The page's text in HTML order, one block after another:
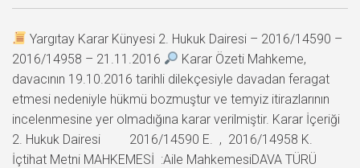
Yargıtay Karar Künyesi 2. Hukuk Dairesi – 2016/14590 –
2016/14958 – 21.11.2016
Karar Özeti Mahkeme,
davacının 19.10.2016 tarihli dilekçesiyle davadan feragat
etmesi nedeniyle hükmü bozmuştur ve temyiz itirazlarının
incelenmesine yer olmadığına karar verilmiştir. Karar İçeriği
2. Hukuk Dairesi 2016/14590 E. , 2016/14958 K.
İçtihat Metni MAHKEMESİ :Aile MahkemesiDAVA TÜRÜ